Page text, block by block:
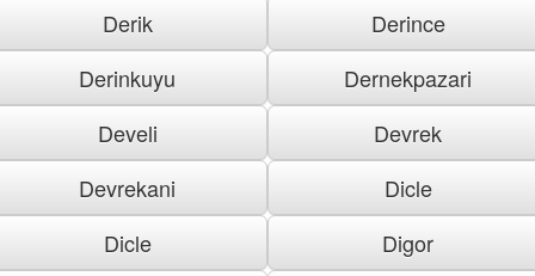
Derik
Derince
Derinkuyu
Dernekpazari
Develi
Devrek
Devrekani
Dicle
Dicle
Digor